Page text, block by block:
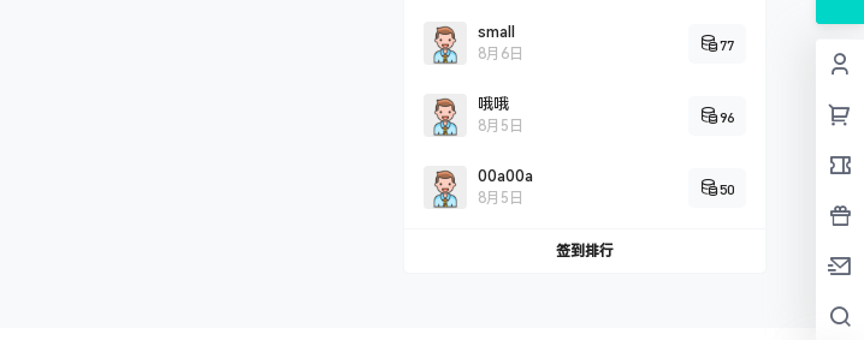
small
8月6日
77
哦哦
8月5日
96
00a00a
8月5日
50
签到排行